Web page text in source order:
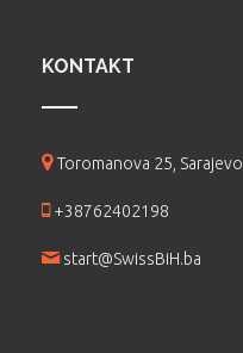
KONTAKT
Toromanova 25, Sarajevo
+38762402198
start@SwissBiH.ba